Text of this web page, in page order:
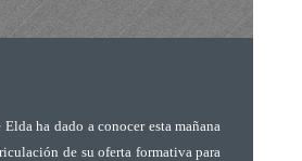
ha dado a conocer esta mañana
de su oferta formativa para